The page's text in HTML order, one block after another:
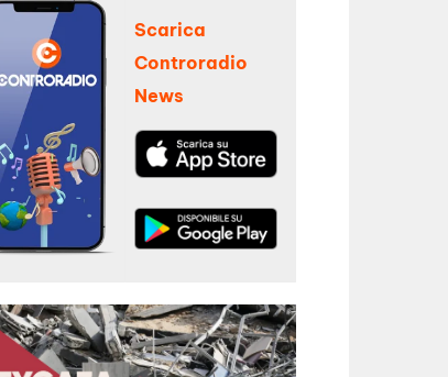
Scarica
Controradio
News